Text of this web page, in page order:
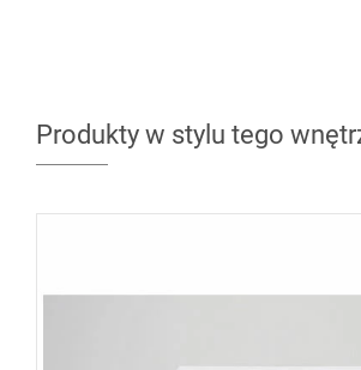
Produkty w stylu tego